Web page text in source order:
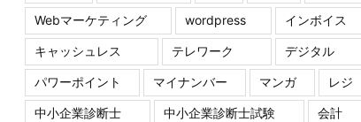
Webマーケティング
wordpress インボイス
キャッシュレス テレワーク デジタル
パワーポイント マイナンバー マンガ レジ
中小企業診断士 中小企業診断士試験 会計